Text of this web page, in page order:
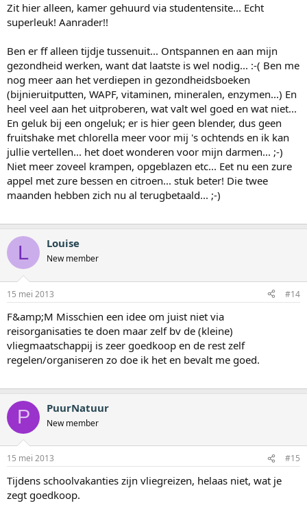
Zit hier alleen, kamer gehuurd via studentensite... Echt
superleuk! Aanrader!!
Ben er ff alleen tijdje tussenuit... Ontspannen en aan mijn
gezondheid werken, want dat laatste is wel nodig... :-( Ben me
nog meer aan het verdiepen in gezondheidsboeken
(bijnieruitputten, WAPF, vitaminen, mineralen, enzymen...) En
heel veel aan het uitproberen, wat valt wel goed en wat niet...
En geluk bij een ongeluk; er is hier geen blender, dus geen
fruitshake met chlorella meer voor mij 's ochtends en ik kan
jullie vertellen... het doet wonderen voor mijn darmen... ;-)
Niet meer zoveel krampen, opgeblazen etc... Eet nu een zure
appel met zure bessen en citroen... stuk beter! Die twee
maanden hebben zich nu al terugbetaald... ;-)
L Louise
New member
15 mei 2013 #14
F&amp;M Misschien een idee om juist niet via
reisorganisaties te doen maar zelf bv de (kleine)
vliegmaatschappij is zeer goedkoop en de rest zelf
regelen/organiseren zo doe ik het en bevalt me goed.
P PuurNatuur
New member
15 mei 2013 #15
Tijdens schoolvakanties zijn vliegreizen, helaas niet, wat je
zegt goedkoop.